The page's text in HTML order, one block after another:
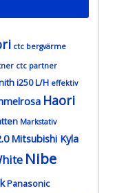
ctc bergvärme
ctc partner
i250 L/H effektiv
Haori
Markstativ
Mitsubishi Kyla
Nibe
Panasonic